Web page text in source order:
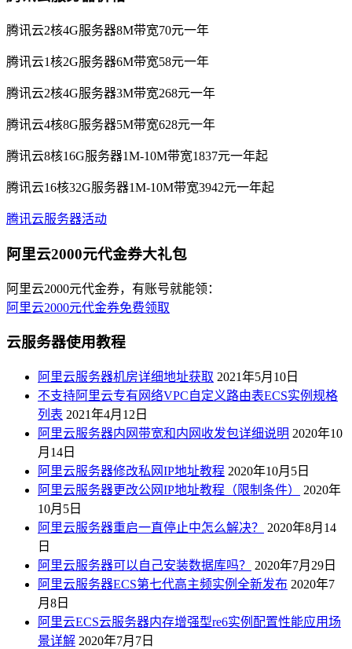
腾讯云2核4G服务器8M带宽70元一年
腾讯云1核2G服务器6M带宽58元一年
腾讯云2核4G服务器3M带宽268元一年
腾讯云4核8G服务器5M带宽628元一年
腾讯云8核16G服务器1M-10M带宽1837元一年起
腾讯云16核32G服务器1M-10M带宽3942元一年起
腾讯云服务器活动
阿里云2000元代金券大礼包
阿里云2000元代金券，有账号就能领：
阿里云2000元代金券免费领取
云服务器使用教程
阿里云服务器机房详细地址获取 2021年5月10日
不支持阿里云专有网络VPC自定义路由表ECS实例规格
列表 2021年4月12日
阿里云服务器内网带宽和内网收发包详细说明 2020年10
月14日
阿里云服务器修改私网IP地址教程 2020年10月5日
阿里云服务器更改公网IP地址教程（限制条件）
2020年
10月5日
阿里云服务器重启一直停止中怎么解决？
2020年8月14
日
阿里云服务器可以自己安装数据库吗？
2020年7月29日
阿里云服务器ECS第七代高主频实例全新发布 2020年7
月8日
阿里云ECS云服务器内存增强型re6实例配置性能应用场
景详解 2020年7月7日